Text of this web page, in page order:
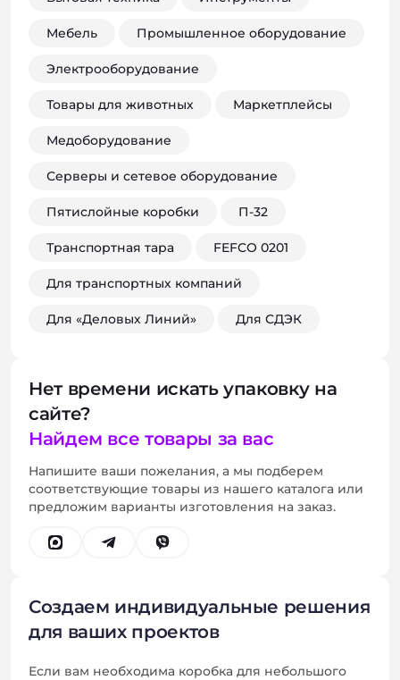
Мебель Промышленное оборудование
Электрооборудование
Товары для животных Маркетплейсы
Медоборудование
Серверы и сетевое оборудование
Пятислойные коробки П-32
Транспортная тара FEFCO 0201
Для транспортных компаний
Для «Деловых Линий» Для СДЭК
Нет времени искать упаковку на
сайте?
Найдем все товары за вас
Напишите ваши пожелания, а мы подберем
соответствующие товары из нашего каталога или
предложим варианты изготовления на заказ.
Создаем индивидуальные решения
для ваших проектов
Если вам необходима коробка для небольшого